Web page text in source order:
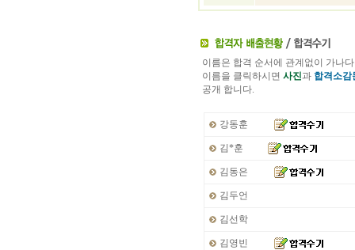
이름은 합격 순서에 관계없이 가나
이름을 클릭하시면사진과 합격소감
공개 합니다.
강동훈
김*훈
김동은
김두언
김선학
김영빈